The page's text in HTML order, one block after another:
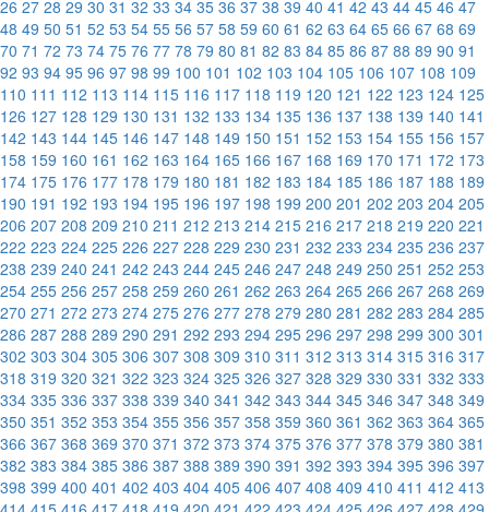
26 27 28 29 30 31 32 33 34 35 36 37 38 39 40 41 42 43 44 45 46 47
48 49 50 51 52 53 54 55 56 57 58 59 60 61 62 63 64 65 66 67 68 69
70 71 72 73 74 75 76 77 78 79 80 81 82 83 84 85 86 87 88 89 90 91
92 93 94 95 96 97 98 99 100 101 102 103 104 105 106 107 108 109
110 111 112 113 114 115 116 117 118 119 120 121 122 123 124 125
126 127 128 129 130 131 132 133 134 135 136 137 138 139 140 141
142 143 144 145 146 147 148 149 150 151 152 153 154 155 156 157
158 159 160 161 162 163 164 165 166 167 168 169 170 171 172 173
174 175 176 177 178 179 180 181 182 183 184 185 186 187 188 189
190 191 192 193 194 195 196 197 198 199 200 201 202 203 204 205
206 207 208 209 210 211 212 213 214 215 216 217 218 219 220 221
222 223 224 225 226 227 228 229 230 231 232 233 234 235 236 237
238 239 240 241 242 243 244 245 246 247 248 249 250 251 252 253
254 255 256 257 258 259 260 261 262 263 264 265 266 267 268 269
270 271 272 273 274 275 276 277 278 279 280 281 282 283 284 285
286 287 288 289 290 291 292 293 294 295 296 297 298 299 300 301
302 303 304 305 306 307 308 309 310 311 312 313 314 315 316 317
318 319 320 321 322 323 324 325 326 327 328 329 330 331 332 333
334 335 336 337 338 339 340 341 342 343 344 345 346 347 348 349
350 351 352 353 354 355 356 357 358 359 360 361 362 363 364 365
366 367 368 369 370 371 372 373 374 375 376 377 378 379 380 381
382 383 384 385 386 387 388 389 390 391 392 393 394 395 396 397
398 399 400 401 402 403 404 405 406 407 408 409 410 411 412 413